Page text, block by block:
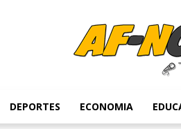
DEPORTES ECONOMIA